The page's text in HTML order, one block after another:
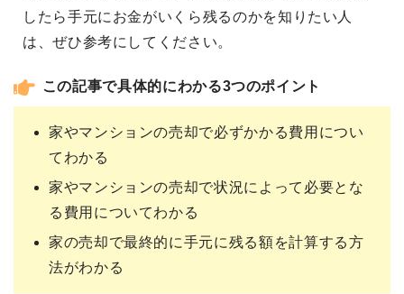
したら手元にお金がいくら残るのかを知りたい人
は、ぜひ参考にしてください。
この記事で具体的にわかる3つのポイント
家やマンションの売却で必ずかかる費用につい
てわかる
家やマンションの売却で状況によって必要とな
る費用についてわかる
家の売却で最終的に手元に残る額を計算する方
法がわかる